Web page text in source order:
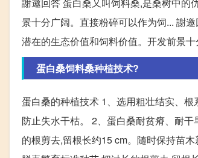
景十分广阔。直接粉碎可以作为饲... 謝
潜在的生态价值和饲料价值。开发前景十
蛋白桑饲料桑种植技术?
蛋白桑的种植技术 1、选用粗壮结实、
防止失水干枯。 2、蛋白桑耐贫瘠、耐
的根剪去,留根长约15 cm。随时保持苗